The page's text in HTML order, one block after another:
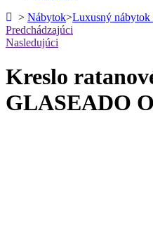
> Nábytok>Luxusný
Predchádzajúci
Nasledujúci
Kreslo
GLASEADO